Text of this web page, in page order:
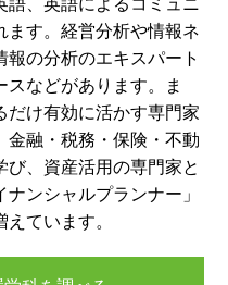
語、英語によるコミュニ
ます。経営分析や情報ネ
の分析のエキスパート
スなどがあります。ま
だけ有効に活かす専門家
金融・税務・保険・不動
び、資産活用の専門家と
ンシャルプランナー」
ています。